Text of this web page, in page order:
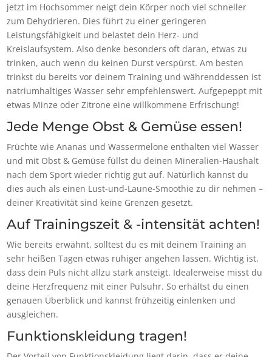
jetzt im Hochsommer neigt dein Körper noch viel schneller
zum Dehydrieren. Dies führt zu einer geringeren
Leistungsfähigkeit und belastet dein Herz- und
Kreislaufsystem. Also denke besonders oft daran, etwas zu
trinken, auch wenn du keinen Durst verspürst. Am besten
trinkst du bereits vor deinem Training und währenddessen ist
natriumhaltiges Wasser sehr empfehlenswert. Aufgepeppt mit
etwas Minze oder Zitrone eine willkommene Erfrischung!
Jede Menge Obst & Gemüse essen!
Früchte wie Ananas und Wassermelone enthalten viel Wasser
und mit Obst & Gemüse füllst du deinen Mineralien-Haushalt
nach dem Sport wieder richtig gut auf. Natürlich kannst du
dies auch als einen Lust-und-Laune-Smoothie zu dir nehmen –
deiner Kreativität sind keine Grenzen gesetzt.
Auf Trainingszeit & -intensität achten!
Wie bereits erwähnt, solltest du es mit deinem Training an
sehr heißen Tagen etwas ruhiger angehen lassen. Wichtig ist,
dass dein Puls nicht allzu stark ansteigt. Idealerweise misst du
deine Herzfrequenz mit einer Pulsuhr. So erhältst du einen
genauen Überblick und kannst frühzeitig einlenken und
ausgleichen.
Funktionskleidung tragen!